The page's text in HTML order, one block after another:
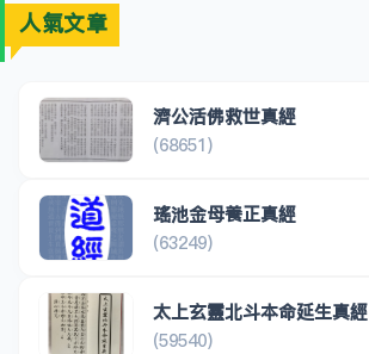
人氣文章
濟公活佛救世真經
(68651)
瑤池金母養正真經
(63249)
太上玄靈北斗本命延生真經
(59540)